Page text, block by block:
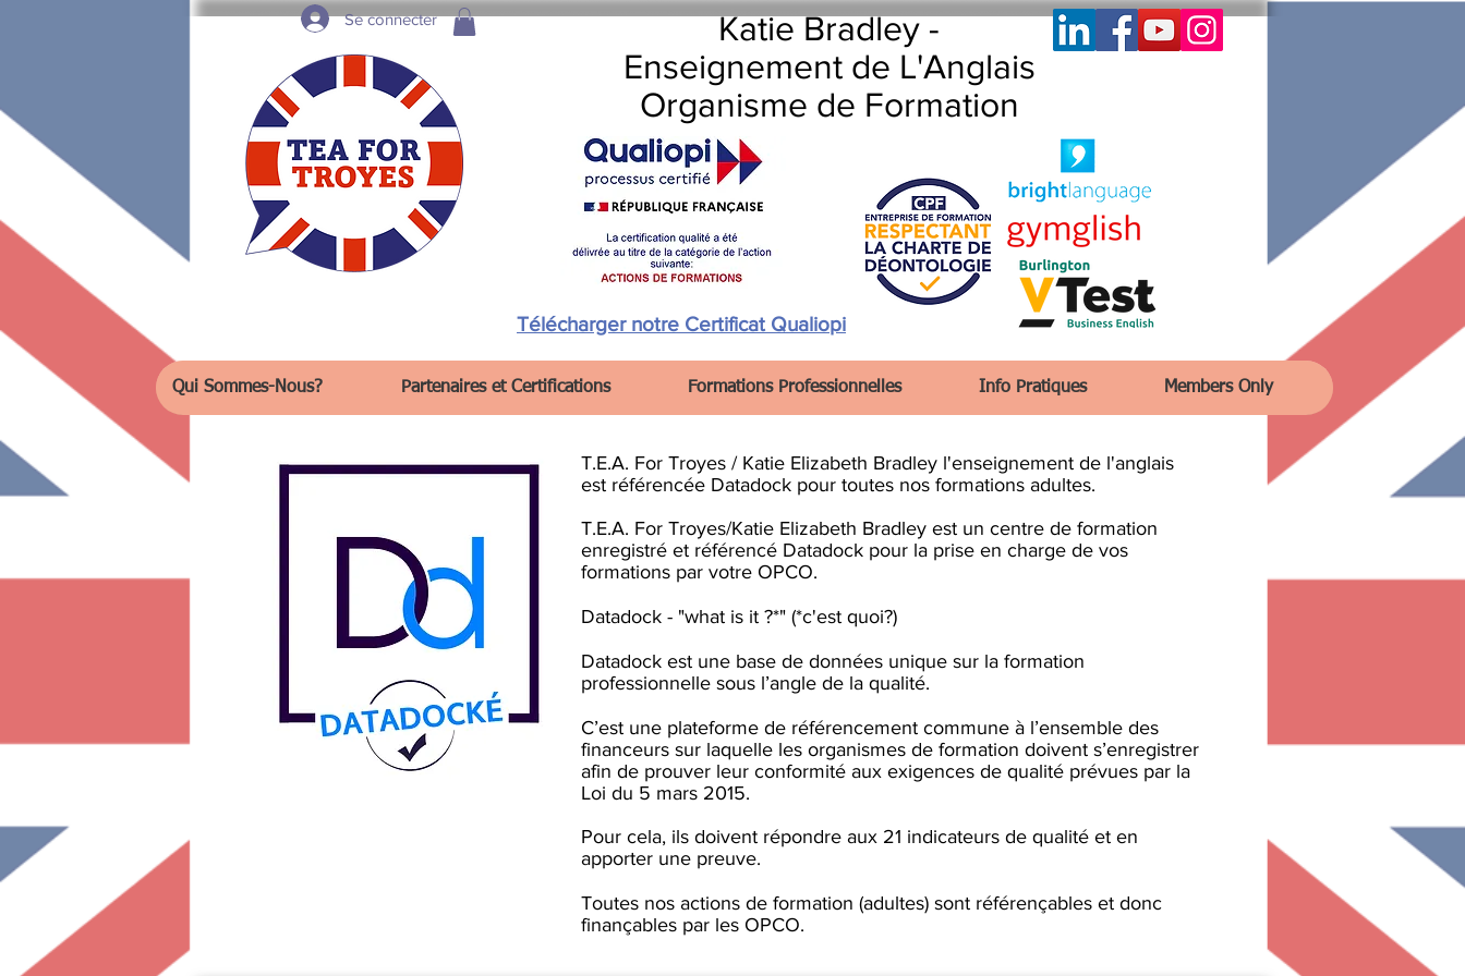
Se connecter
Katie Bradley -
Enseignement de L'Anglais
Organisme de Formation
Télécharger notre Certificat Qualiopi
Qui Sommes-Nous? Partenaires et Certifications Formations Professionnelles Info Pratiques Members Only
T.E.A. For Troyes / Katie Elizabeth Bradley l'enseignement de l'anglais
est référencée Datadock pour toutes nos formations adultes.
T.E.A. For Troyes/Katie Elizabeth Bradley est un centre de formation
enregistré et référencé Datadock pour la prise en charge de vos
formations par votre OPCO.
Datadock - "what is it ?*" (*c'est quoi?)
Datadock est une base de données unique sur la formation
professionnelle sous l’angle de la qualité.
C’est une plateforme de référencement commune à l’ensemble des
financeurs sur laquelle les organismes de formation doivent s’enregistrer
afin de prouver leur conformité aux exigences de qualité prévues par la
Loi du 5 mars 2015.
Pour cela, ils doivent répondre aux 21 indicateurs de qualité et en
apporter une preuve.
Toutes nos actions de formation (adultes) sont référençables et donc
finançables par les OPCO.